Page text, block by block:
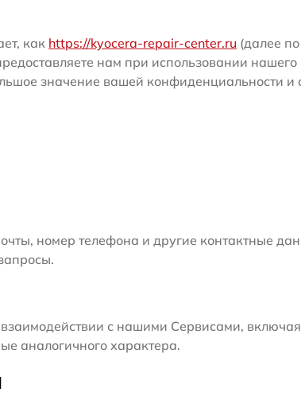
как https://kyocera-repair-center.ru (далее
нам при использовании
значение вашей конфиденциальности
номер телефона и другие контактные
с нашими Сервисами,
аналогичного характера.